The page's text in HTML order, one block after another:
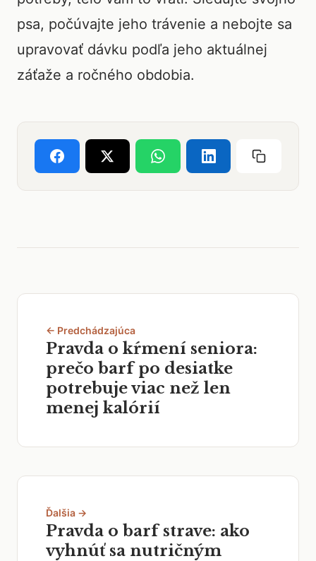
psa, počúvajte jeho trávenie a nebojte sa
upravovať dávku podľa jeho aktuálnej
záťaže a ročného obdobia.
← Predchádzajúca
Pravda o kŕmení seniora:
prečo barf po desiatke
potrebuje viac než len
menej kalórií
Ďalšia →
Pravda o barf strave: ako
vyhnúť sa nutričným